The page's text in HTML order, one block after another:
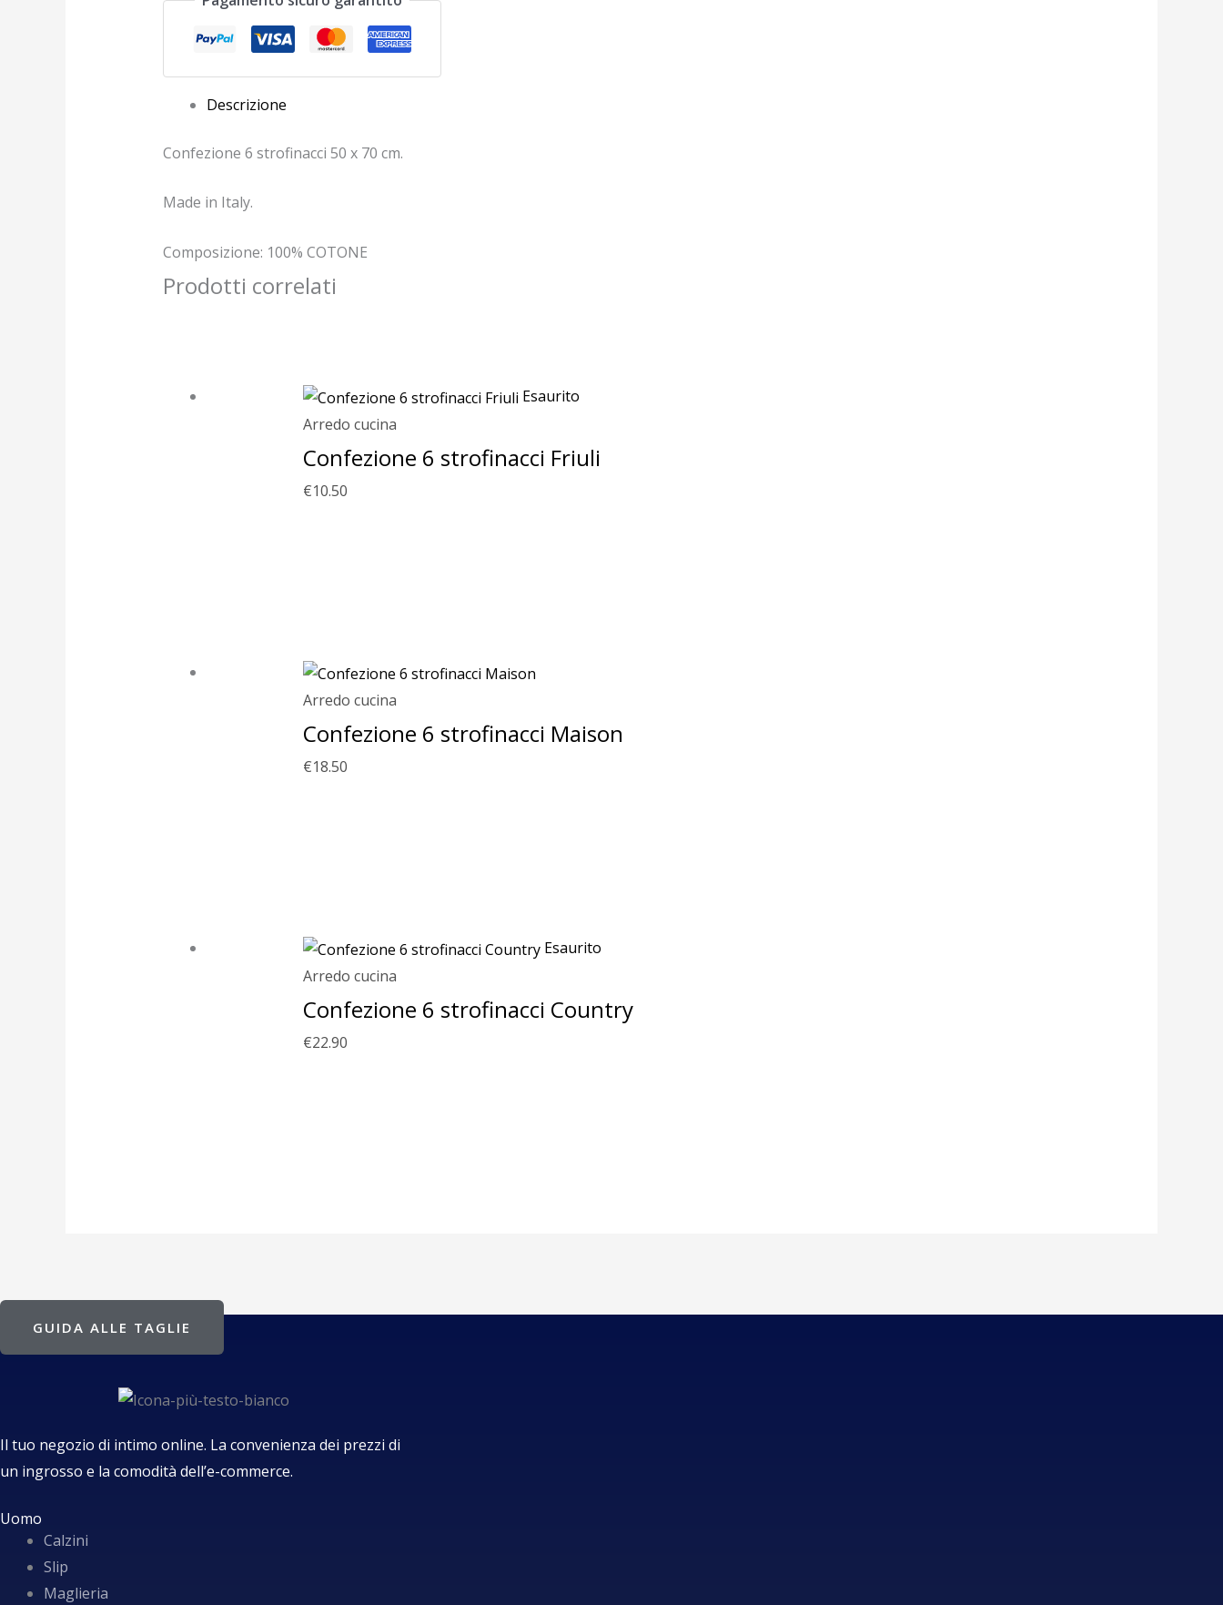
Descrizione
Confezione 6 strofinacci 50 x 70 cm.
Made in Italy.
Composizione: 100% COTONE
Prodotti correlati
Esaurito
Arredo cucina
Confezione 6 strofinacci Friuli
€10.50
Arredo cucina
Confezione 6 strofinacci Maison
€18.50
Esaurito
Arredo cucina
Confezione 6 strofinacci Country
€22.90
GUIDA ALLE TAGLIE
Il tuo negozio di intimo online. La convenienza dei prezzi di
un ingrosso e la comodità dell’e-commerce.
Uomo
Calzini
Slip
Maglieria